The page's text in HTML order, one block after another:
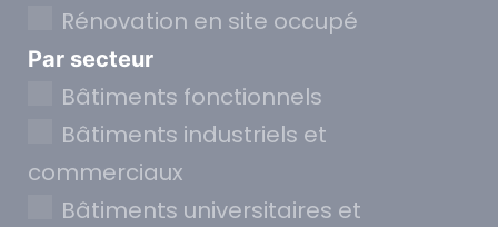
Rénovation en site occupé
Par secteur
Bâtiments fonctionnels
Bâtiments industriels et
commerciaux
Bâtiments universitaires et